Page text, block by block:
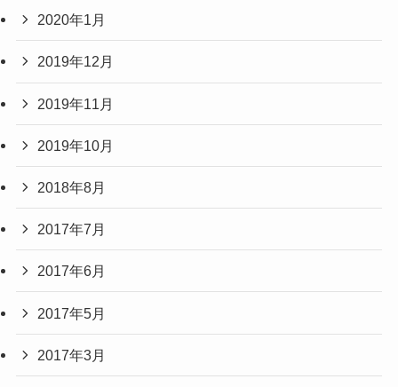
2020年1月
2019年12月
2019年11月
2019年10月
2018年8月
2017年7月
2017年6月
2017年5月
2017年3月